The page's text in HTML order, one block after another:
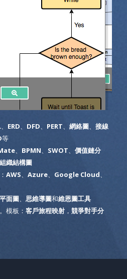
、 ERD DFD PERT 網絡圖、 接線
等
、 BPMN SWOT
價值鏈分
組織結構圖
AWS Azure、 Google Cloud
平面圖、 思維導圖和維恩圖工具
模板： 客戶旅程映射， 競爭對手分